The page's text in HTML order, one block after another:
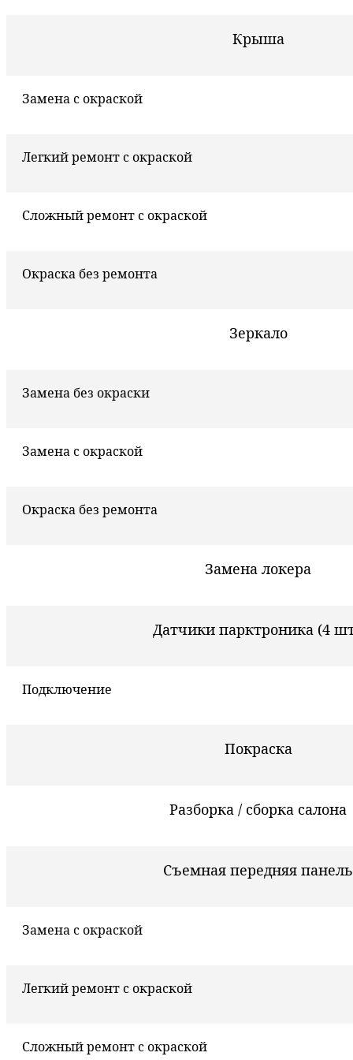
Крыша
Замена с окраской
Легкий ремонт с окраской
Сложный ремонт с окраской
Окраска без ремонта
Зеркало
Замена без окраски
Замена с окраской
Окраска без ремонта
Замена локера
Датчики парктроника (4
Подключение
Покраска
Разборка / сборка салона
Съемная передняя панель
Замена с окраской
Легкий ремонт с окраской
Сложный ремонт с окраской